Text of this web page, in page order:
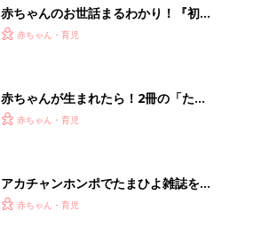
赤ちゃんのお世話まるわかり！『初め
てのひよこクラブ 夏号』〈巻頭大特
赤ちゃん・育児
赤ちゃんが生まれたら！2冊の「たま
ひよ」
赤ちゃん・育児
アカチャンホンポでたまひよ雑誌を買
うとポイント10倍【期間限定】
赤ちゃん・育児